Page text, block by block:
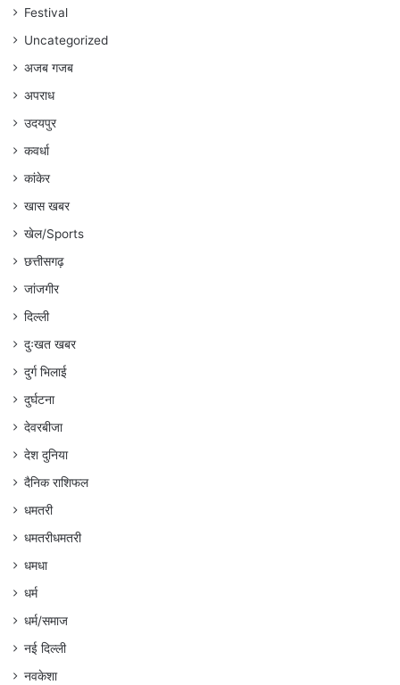
गौरहाFestival
Uncategorized
अजब गजब
अपराध
उदयपुर
कवर्धा
कांकेर
खास खबर
खेल/Sports
छत्तीसगढ़
जांजगीर
दिल्ली
दुःखत खबर
दुर्ग भिलाई
दुर्घटना
देवरबीजा
देश दुनिया
दैनिक राशिफल
धमतरी
धमतरीधमतरी
धमधा
धर्म
धर्म/समाज
नई दिल्ली
नवकेशा